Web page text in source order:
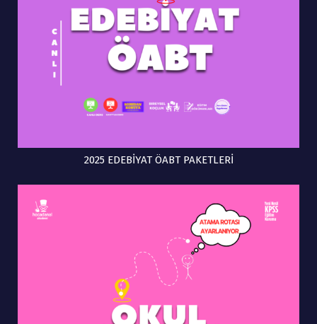
2025 EDEBİYAT ÖABT PAKETLERİ